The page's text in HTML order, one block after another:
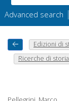
Advanced search |
Edizioni di
Ricerche di storia